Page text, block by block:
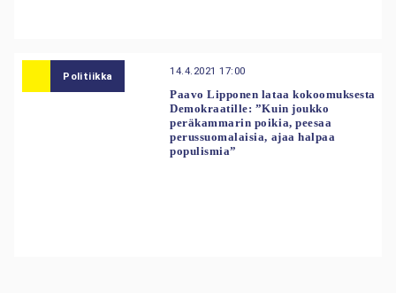
Politiikka 14.4.2021 17:00
Paavo Lipponen lataa kokoomuksesta
Demokraatille: ”Kuin joukko
peräkammarin poikia, peesaa
perussuomalaisia, ajaa halpaa
populismia”